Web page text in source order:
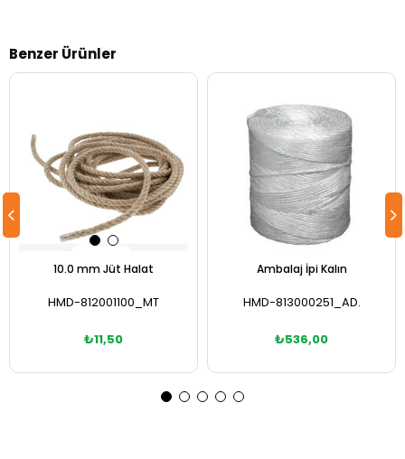
Benzer Ürünler
10.0 mm Jüt Halat
HMD-812001100_MT
₺11,50
Ambalaj İpi Kalın
HMD-813000251_AD.
₺536,00